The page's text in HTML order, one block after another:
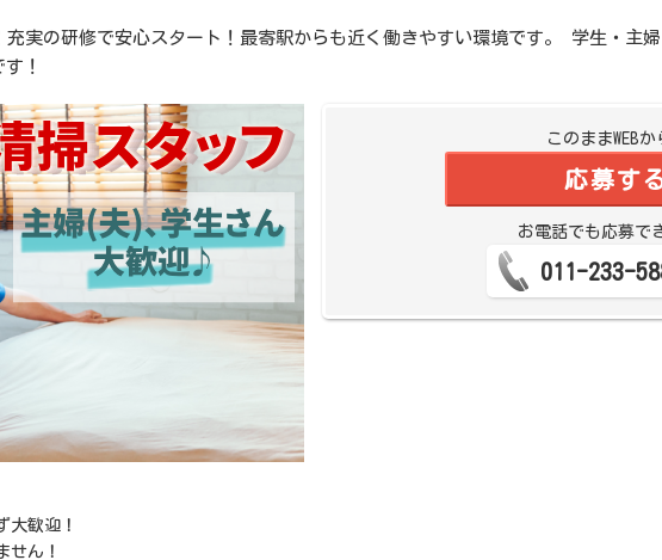
充実の研修で安心スタート！最寄駅からも近く働きやすい環境です。 学生・主
！
このままWEBか
応募す
お電話でも応募で
011-233-
大歓迎！
せん！